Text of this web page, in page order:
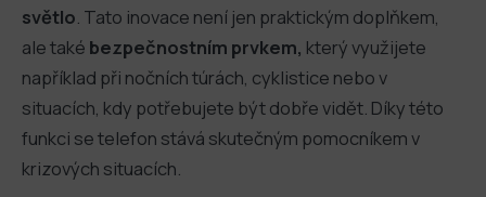
světlo . Tato inovace není jen praktickým doplňkem,
ale také bezpečnostním prvkem, který využijete
například při nočních túrách, cyklistice nebo v
situacích, kdy potřebujete být dobře vidět. Díky této
funkci se telefon stává skutečným pomocníkem v
krizových situacích.